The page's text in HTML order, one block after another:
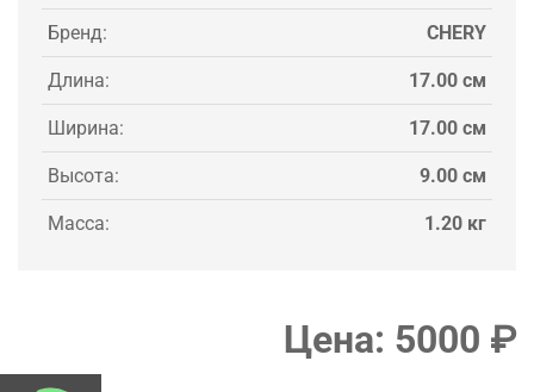
Бренд: CHERY
Длина: 17.00 см
Ширина: 17.00 см
Высота: 9.00 см
Масса: 1.20 кг
Цена: 5000 ₽